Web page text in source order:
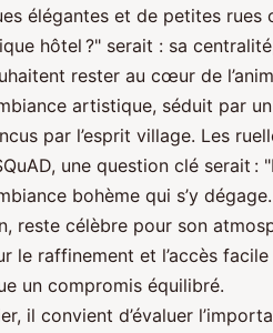
élégantes et de petites rues
hôtel ?" serait : sa
rester au cœur de
artistique, séduit par
par l’esprit village. Les
une question clé serait
bohème qui s’y dégage.
reste célèbre pour son
le raffinement et l’accès
un compromis équilibré.
il convient d’évaluer